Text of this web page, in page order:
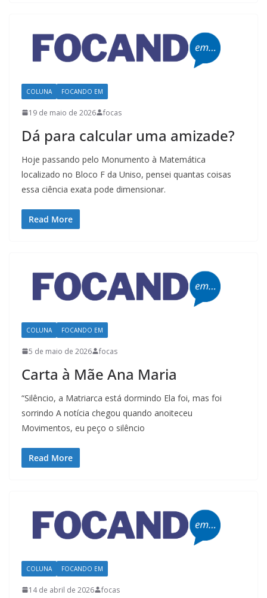
COLUNA FOCANDO EM
19 de maio de 2026 focas
Dá para calcular uma amizade?
Hoje passando pelo Monumento à Matemática
localizado no Bloco F da Uniso, pensei quantas coisas
essa ciência exata pode dimensionar.
Read More
COLUNA FOCANDO EM
5 de maio de 2026 focas
Carta à Mãe Ana Maria
“Silêncio, a Matriarca está dormindo Ela foi, mas foi
sorrindo A notícia chegou quando anoiteceu
Movimentos, eu peço o silêncio
Read More
COLUNA FOCANDO EM
14 de abril de 2026 focas